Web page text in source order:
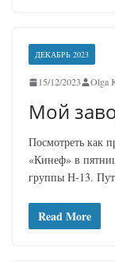
ДЕКАБРЬ 2023
15/12/2023 Olga
Мой
Посмотреть как
«Кинеф» в
группы Н-13.
Read More